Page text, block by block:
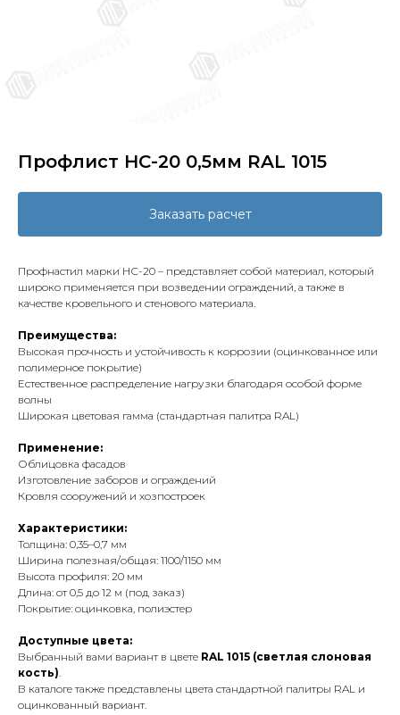
Профлист НС-20 0,5мм RAL 1015
Заказать расчет
Профнастил марки НС-20 – представляет собой материал, который
широко применяется при возведении ограждений, а также в
качестве кровельного и стенового материала.
Преимущества:
Высокая прочность и устойчивость к коррозии (оцинкованное или
полимерное покрытие)
Естественное распределение нагрузки благодаря особой форме
волны
Широкая цветовая гамма (стандартная палитра RAL)
Применение:
Облицовка фасадов
Изготовление заборов и ограждений
Кровля сооружений и хозпостроек
Характеристики:
Толщина: 0,35–0,7 мм
Ширина полезная/общая: 1100/1150 мм
Высота профиля: 20 мм
Длина: от 0,5 до 12 м (под заказ)
Покрытие: оцинковка, полиэстер
Доступные цвета:
Выбранный вами вариант в цвете RAL 1015 (светлая слоновая
кость).
В каталоге также представлены цвета стандартной палитры RAL и
оцинкованный вариант.